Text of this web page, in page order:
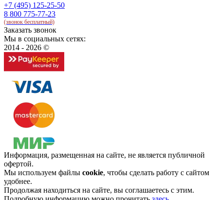
+7 (495) 125-25-50
8 800 775-77-23
(звонок бесплатный)
Заказать звонок
Мы в социальных сетях:
2014 - 2026 ©
Информация, размещенная на сайте, не является публичной
офертой.
Мы используем файлы cookie, чтобы сделать работу с сайтом
удобнее.
Продолжая находиться на сайте, вы соглашаетесь с этим.